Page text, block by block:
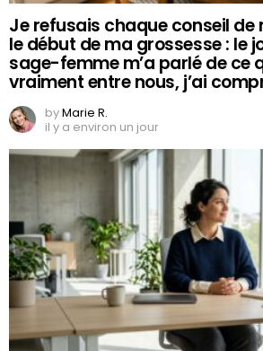
Je refusais chaque conseil de
le début de ma grossesse : le
sage-femme m’a parlé de ce
vraiment entre nous, j’ai
byMarie R.
il y a environ un jour